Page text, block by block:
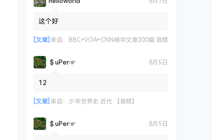
这个好
[文章] 来自： BBC+VOA+CNN精华文章300篇 音频
＄uΡer☞ 8月5日
12
[文章] 来自： 少年世界史.近代 【音频】
＄uΡer☞ 8月5日